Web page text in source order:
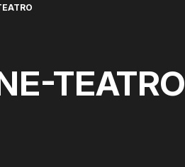
TEATRO